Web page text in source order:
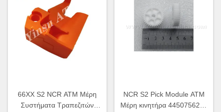
66XX S2 NCR ΑΤΜ Μέρη
Συστήματα Τραπεζιτών
NCR S2 Pick Module ATM
Μέρη κινητήρα 4450756286